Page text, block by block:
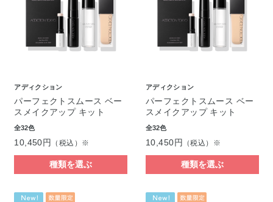
アディクション
パーフェクトスムース ベー
スメイクアップ キット
全32色
10,450円 （税込）※
種類を選ぶ
アディクション
パーフェクトスムース ベー
スメイクアップ キット
全32色
10,450円 （税込）※
種類を選ぶ